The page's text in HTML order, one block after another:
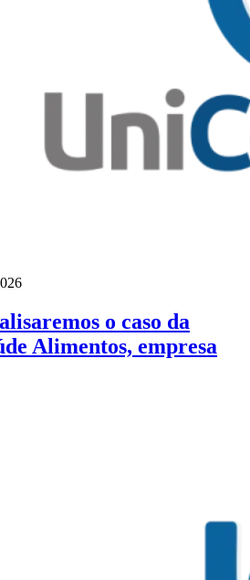
o caso da
Alimentos, empresa